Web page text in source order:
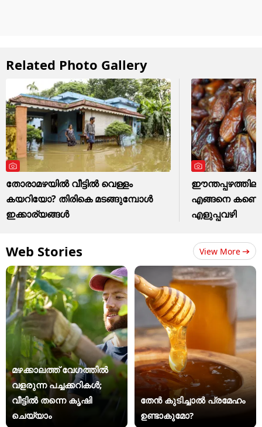
Related Photo Gallery
തോരാമഴയിൽ വീട്ടിൽ വെള്ളം
കയറിയോ? തിരികെ മടങ്ങുമ്പോൾ
ഇക്കാര്യങ്ങൾ
എങ്ങനെ
എളുപ്പവഴി
Web Stories View More
മഴക്കാലത്ത് വേഗത്തിൽ
വളരുന്ന പച്ചക്കറികൾ;
വീട്ടിൽ തന്നെ കൃഷി
ചെയ്യാം
തേൻ കുടിച്ചാൽ പ്രമേഹം
ഉണ്ടാകുമോ?